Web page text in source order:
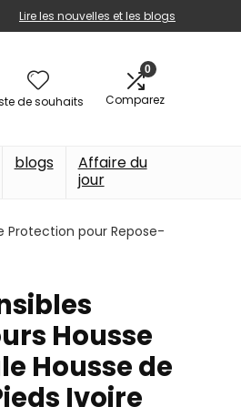
Lire les nouvelles et les blogs
de souhaits
0
Comparez
blogs
Affaire du
jour
Protection pour Repose-
Housse
Housse de
Ivoire